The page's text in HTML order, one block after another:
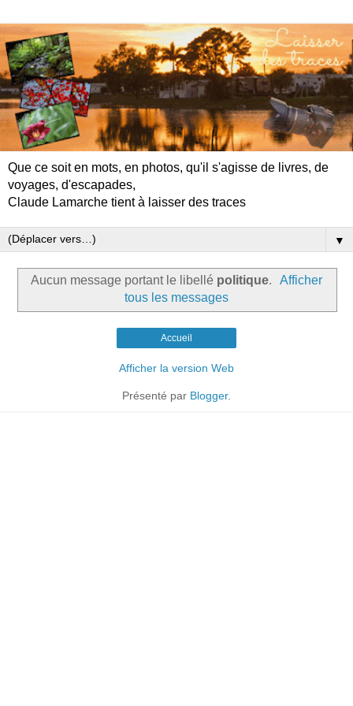
Que ce soit en mots, en photos, qu'il s'agisse de livres, de
voyages, d'escapades,
Claude Lamarche tient à laisser des traces
▼
Aucun message portant le libellé politique.
Afficher
tous les messages
Accueil
Afficher la version Web
Présenté par Blogger.